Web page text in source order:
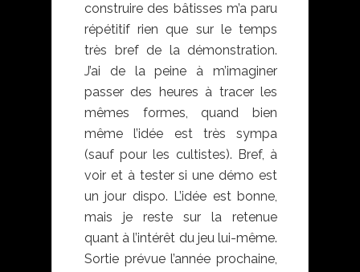
construire des bâtisses m’a paru
répétitif rien que sur le temps
très bref de la démonstration.
J’ai de la peine à m’imaginer
passer des heures à tracer les
mêmes formes, quand bien
même l’idée est très sympa
(sauf pour les cultistes). Bref, à
voir et à tester si une démo est
un jour dispo. L’idée est bonne,
mais je reste sur la retenue
quant à l’intérêt du jeu lui-même.
Sortie prévue l’année prochaine,